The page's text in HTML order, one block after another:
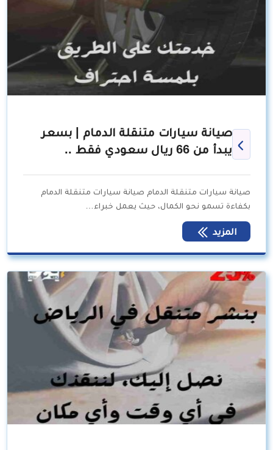
صيانة سيارات متنقلة الدمام | بسعر
يبدأ من 66 ريال سعودي فقط ..
صيانة سيارات متنقلة الدمام صيانة سيارات متنقلة الدمام
بكفاءة تسمو نحو الكمال، حيث يعمل خبراء…
المزيد